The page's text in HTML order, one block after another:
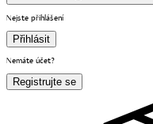
Nejste přihlášení
Přihlásit
Nemáte účet?
Registrujte se